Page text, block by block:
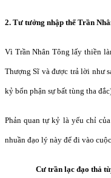
2. Tư tưởng nhập thế Trần
Vì Trần Nhân Tông lấy thiền
Thượng Sĩ và được trả lời như
kỷ bổn phận sự bất tùng tha
Phản quan tự kỷ là yếu chỉ
nhuần đạo lý này để đi vào
Cư trần lạc đạo thả tùy